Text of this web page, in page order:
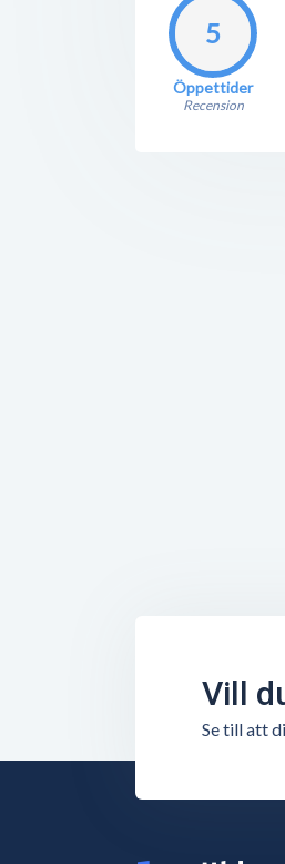
5
Öppettider
Recension
Vill
Se till att